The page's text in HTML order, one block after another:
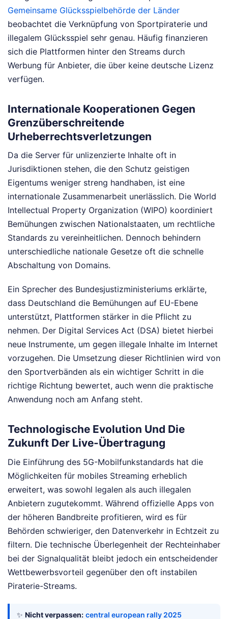
Gemeinsame Glücksspielbehörde der Länder
beobachtet die Verknüpfung von Sportpiraterie und
illegalem Glücksspiel sehr genau. Häufig finanzieren
sich die Plattformen hinter den Streams durch
Werbung für Anbieter, die über keine deutsche Lizenz
verfügen.
Internationale Kooperationen Gegen
Grenzüberschreitende
Urheberrechtsverletzungen
Da die Server für unlizenzierte Inhalte oft in
Jurisdiktionen stehen, die den Schutz geistigen
Eigentums weniger streng handhaben, ist eine
internationale Zusammenarbeit unerlässlich. Die World
Intellectual Property Organization (WIPO) koordiniert
Bemühungen zwischen Nationalstaaten, um rechtliche
Standards zu vereinheitlichen. Dennoch behindern
unterschiedliche nationale Gesetze oft die schnelle
Abschaltung von Domains.
Ein Sprecher des Bundesjustizministeriums erklärte,
dass Deutschland die Bemühungen auf EU-Ebene
unterstützt, Plattformen stärker in die Pflicht zu
nehmen. Der Digital Services Act (DSA) bietet hierbei
neue Instrumente, um gegen illegale Inhalte im Internet
vorzugehen. Die Umsetzung dieser Richtlinien wird von
den Sportverbänden als ein wichtiger Schritt in die
richtige Richtung bewertet, auch wenn die praktische
Anwendung noch am Anfang steht.
Technologische Evolution Und Die
Zukunft Der Live-Übertragung
Die Einführung des 5G-Mobilfunkstandards hat die
Möglichkeiten für mobiles Streaming erheblich
erweitert, was sowohl legalen als auch illegalen
Anbietern zugutekommt. Während offizielle Apps von
der höheren Bandbreite profitieren, wird es für
Behörden schwieriger, den Datenverkehr in Echtzeit zu
filtern. Die technische Überlegenheit der Rechteinhaber
bei der Signalqualität bleibt jedoch ein entscheidender
Wettbewerbsvorteil gegenüber den oft instabilen
Piraterie-Streams.
✨ Nicht verpassen: central european rally 2025